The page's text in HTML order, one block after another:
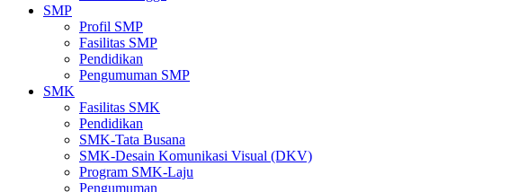
SMP
Profil SMP
Fasilitas SMP
Pendidikan
Pengumuman SMP
SMK
Fasilitas SMK
Pendidikan
SMK-Tata Busana
SMK-Desain Komunikasi Visual (DKV)
Program SMK-Laju
Pengumuman